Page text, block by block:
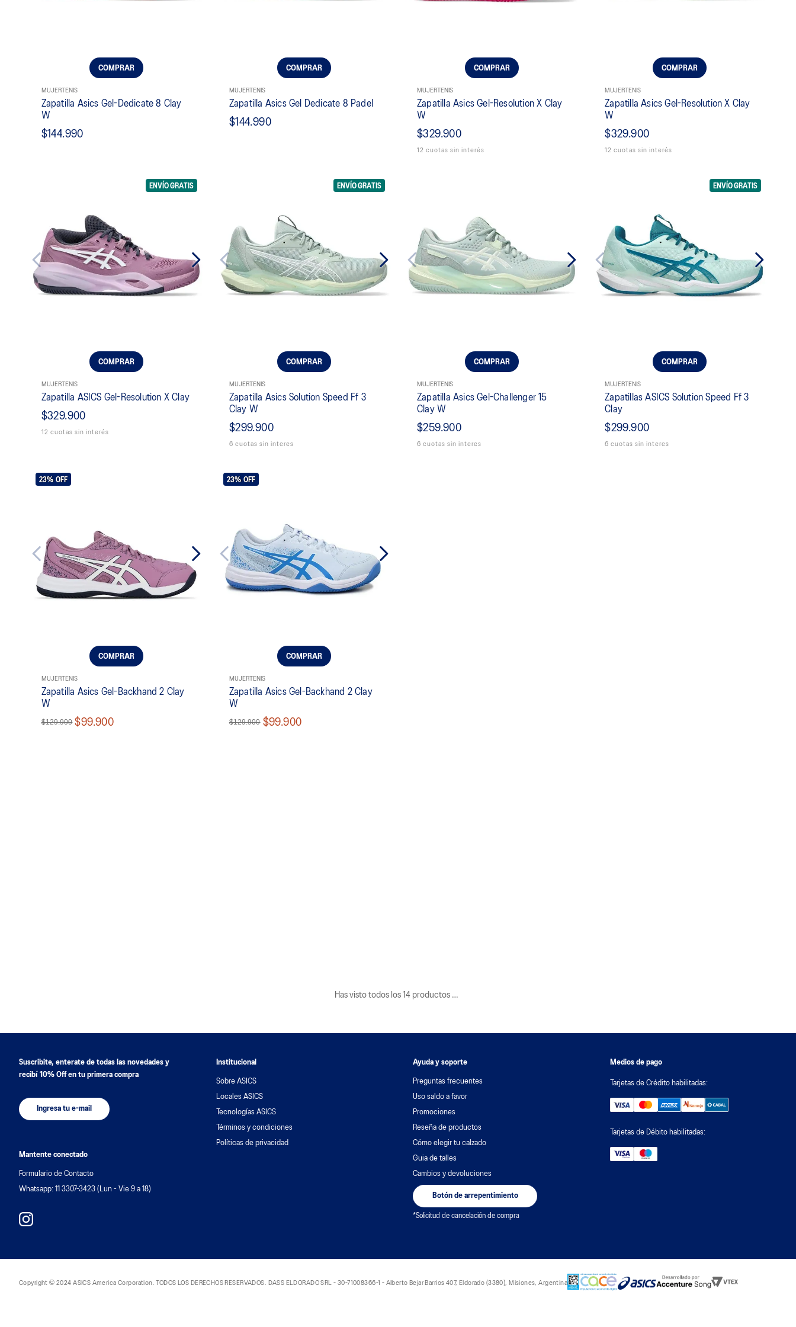
COMPRAR
MUJERTENIS
Zapatilla Asics Gel-Dedicate 8 Clay
W
$144.990
COMPRAR
MUJERTENIS
Zapatilla Asics Gel Dedicate 8 Padel
$144.990
COMPRAR
MUJERTENIS
Zapatilla Asics Gel-Resolution X Clay
W
$329.900
12 cuotas sin interés
COMPRAR
MUJER TENIS
Zapatilla Asics Gel-Resolution X Clay
W
$329.900
12 cuotas sin interés
ENVÍO GRATIS
COMPRAR
MUJERTENIS
Zapatilla ASICS Gel-Resolution X Clay
$329.900
12 cuotas sin interés
ENVÍO GRATIS
COMPRAR
MUJERTENIS
Zapatilla Asics Solution Speed Ff 3
Clay W
$299.900
6 cuotas sin interes
COMPRAR
MUJERTENIS
Zapatilla Asics Gel-Challenger 15
Clay W
$259.900
6 cuotas sin interes
ENVÍO GRATIS
COMPRAR
MUJER TENIS
Zapatillas ASICS Solution Speed Ff 3
Clay
$299.900
6 cuotas sin interes
COMPRAR
MUJERTENIS
Zapatilla Asics Gel-Backhand 2 Clay
W
$129.900 $99.900
23% OFF
COMPRAR
MUJERTENIS
Zapatilla Asics Gel-Backhand 2 Clay
W
$129.900 $99.900
23% OFF
Has visto todos los14
Suscribite, enterate de todas las novedades y
recibí 10% Off en tu primera compra
Ingresa tu e-mail
Mantente conectado
Formulario de Contacto
Whatsapp: 11 3307-3423 (Lun - Vie 9 a 18)
Institucional
Sobre ASICS
Locales ASICS
Tecnologías ASICS
Términos y condiciones
Políticas de privacidad
Ayuda y soporte
Preguntas frecuentes
Uso saldo a favor
Promociones
Reseña de productos
Cómo elegir tu calzado
Guia de talles
Cambios y devoluciones
Botón de arrepentimiento
*Solicitud de cancelación de compra
Medios de pago
Tarjetas de Crédito habilitadas:
Tarjetas de Débito habilitadas:
Copyright © 2024 ASICS America Corporation. TODOS LOS DERECHOS RESERVADOS. DASS ELDORADO SRL - 30-71008366-1 - Alberto Bejar Barrios 407, Eldorado (3380), Misiones, Argentina